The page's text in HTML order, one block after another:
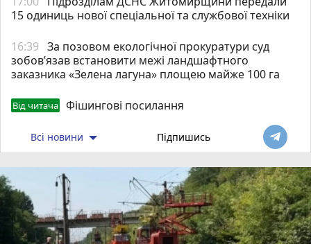
15 одиниць нової спеціальної та службової техніки
16:39 За позовом екологічної прокуратури суд
зобов’язав встановити межі ландшафтного
заказника «Зелена лагуна» площею майже 100 га
Від читача Фішингові посилання
Всі новини Підпишись